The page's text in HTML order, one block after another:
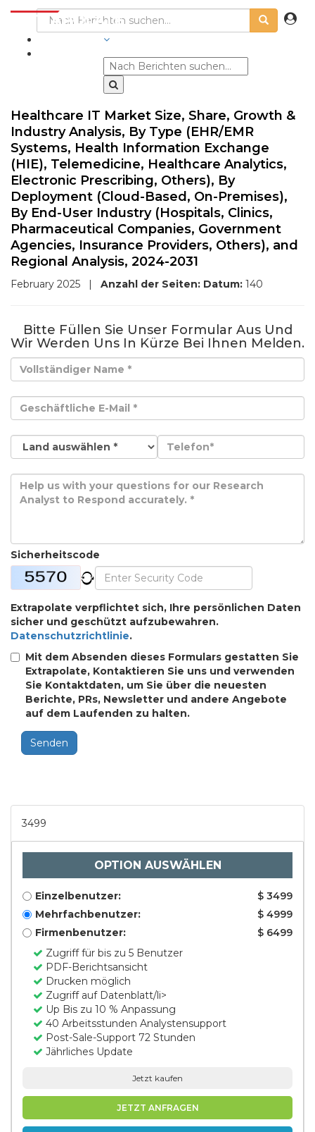
Healthcare IT Market Size, Share, Growth &
Industry Analysis, By Type (EHR/EMR
Systems, Health Information Exchange
(HIE), Telemedicine, Healthcare Analytics,
Electronic Prescribing, Others), By
Deployment (Cloud-Based, On-Premises),
By End-User Industry (Hospitals, Clinics,
Pharmaceutical Companies, Government
Agencies, Insurance Providers, Others), and
Regional Analysis, 2024-2031
February 2025 | Anzahl der Seiten: Datum: 140
Bitte Füllen Sie Unser Formular Aus Und
Wir Werden Uns In Kürze Bei Ihnen Melden.
Sicherheitscode
Extrapolate verpflichtet sich, Ihre persönlichen Daten
sicher und geschützt aufzubewahren.
Datenschutzrichtlinie.
Mit dem Absenden dieses Formulars gestatten Sie
Extrapolate, Kontaktieren Sie uns und verwenden
Sie Kontaktdaten, um Sie über die neuesten
Berichte, PRs, Newsletter und andere Angebote
auf dem Laufenden zu halten.
Senden
3499
OPTION AUSWÄHLEN
Einzelbenutzer:
$ 3499
Mehrfachbenutzer:
$ 4999
Firmenbenutzer:
$ 6499
Zugriff für bis zu 5 Benutzer
PDF-Berichtsansicht
Drucken möglich
Zugriff auf Datenblatt/li>
Up Bis zu 10 % Anpassung
40 Arbeitsstunden Analystensupport
Post-Sale-Support 72 Stunden
Jährliches Update
Jetzt kaufen
JETZT ANFRAGEN